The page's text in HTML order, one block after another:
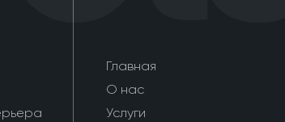
Главная
О нас
Услуги